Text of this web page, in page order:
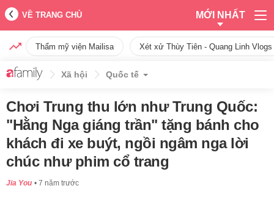
VỀ TRANG CHỦ MỚI NHẤT
Thẩm mỹ viện Mailisa Xét xử Thùy Tiên - Quang Linh
Xã hội Quốc tế
Chơi Trung thu lớn như Trung Quốc:
"Hằng Nga giáng trần" tặng bánh cho
khách đi xe buýt, ngồi ngâm nga lời
chúc như phim cổ trang
Jia You 7 năm trước